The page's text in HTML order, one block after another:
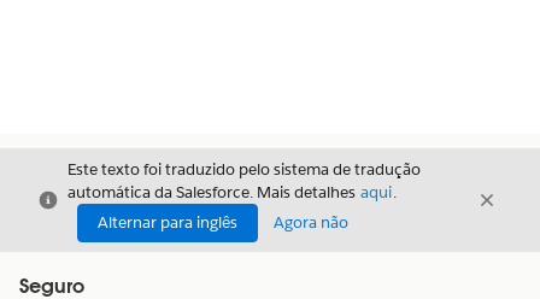
Fechar
Este texto foi traduzido pelo sistema de tradução
automática da Salesforce. Mais detalhes aqui.
Alternar para inglês
Agora não
Fechar
Seguro